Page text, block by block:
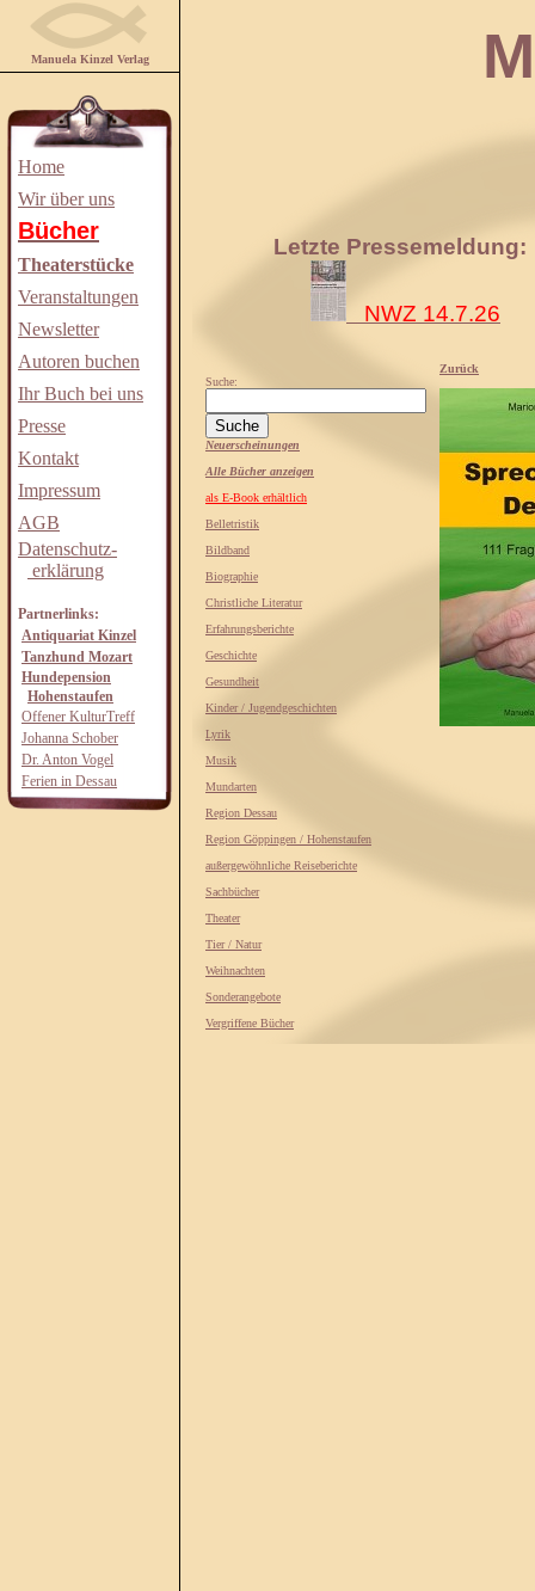
Manuela Kinzel Verlag
Home
Wir über uns
Bücher
Theaterstücke
Veranstaltungen
Newsletter
Autoren buchen
Ihr Buch bei uns
Presse
Kontakt
Impressum
AGB
Datenschutz-
erklärung
Partnerlinks:
Antiquariat Kinzel
Tanzhund Mozart
Hundepension
Hohenstaufen
Offener KulturTreff
Johanna Schober
Dr. Anton Vogel
Ferien in Dessau
Letzte Pressemeldung:
NWZ 14.7.26
Suche:
Neuerscheinungen
Alle Bücher anzeigen
als E-Book erhältlich
Belletristik
Bildband
Biographie
Christliche Literatur
Erfahrungsberichte
Geschichte
Gesundheit
Kinder / Jugendgeschichten
Lyrik
Musik
Mundarten
Region Dessau
Region Göppingen / Hohenstaufen
außergewöhnliche Reiseberichte
Sachbücher
Theater
Tier / Natur
Weihnachten
Sonderangebote
Vergriffene Bücher
Zurück